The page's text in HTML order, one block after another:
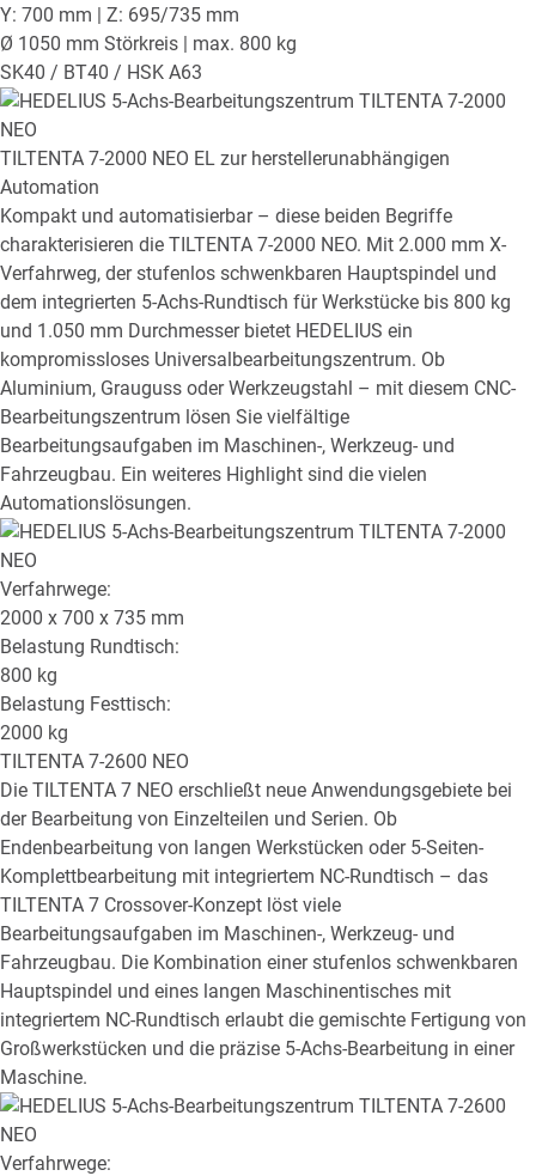
Y: 700 mm | Z: 695/735 mm
Ø 1050 mm Störkreis | max. 800 kg
SK40 / BT40 / HSK A63
TILTENTA 7-2000 NEO EL zur herstellerunabhängigen
Automation
Kompakt und automatisierbar – diese beiden Begriffe
charakterisieren die TILTENTA 7-2000 NEO. Mit 2.000 mm X-
Verfahrweg, der stufenlos schwenkbaren Hauptspindel und
dem integrierten 5-Achs-Rundtisch für Werkstücke bis 800 kg
und 1.050 mm Durchmesser bietet HEDELIUS ein
kompromissloses Universalbearbeitungszentrum. Ob
Aluminium, Grauguss oder Werkzeugstahl – mit diesem CNC-
Bearbeitungszentrum lösen Sie vielfältige
Bearbeitungsaufgaben im Maschinen-, Werkzeug- und
Fahrzeugbau. Ein weiteres Highlight sind die vielen
Automationslösungen.
Verfahrwege:
2000 x 700 x 735 mm
Belastung Rundtisch:
800 kg
Belastung Festtisch:
2000 kg
TILTENTA 7-2600 NEO
Die TILTENTA 7 NEO erschließt neue Anwendungsgebiete bei
der Bearbeitung von Einzelteilen und Serien. Ob
Endenbearbeitung von langen Werkstücken oder 5-Seiten-
Komplettbearbeitung mit integriertem NC-Rundtisch – das
TILTENTA 7 Crossover-Konzept löst viele
Bearbeitungsaufgaben im Maschinen-, Werkzeug- und
Fahrzeugbau. Die Kombination einer stufenlos schwenkbaren
Hauptspindel und eines langen Maschinentisches mit
integriertem NC-Rundtisch erlaubt die gemischte Fertigung von
Großwerkstücken und die präzise 5-Achs-Bearbeitung in einer
Maschine.
Verfahrwege: